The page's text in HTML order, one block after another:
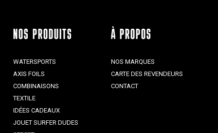
NOS PRODUITS
WATERSPORTS
AXIS FOILS
COMBINAISONS
TEXTILE
IDÉES CADEAUX
JOUET SURFER DUDES
À PROPOS
NOS MARQUES
CARTE DES REVENDEURS
CONTACT